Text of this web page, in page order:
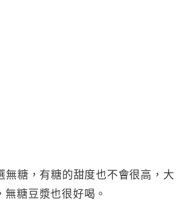
無糖，有糖的甜度也不會很高，大
糖豆漿也很好喝。